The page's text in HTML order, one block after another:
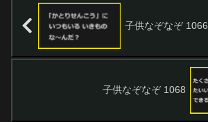
子供なぞなぞ 1066
子供なぞなぞ 1068